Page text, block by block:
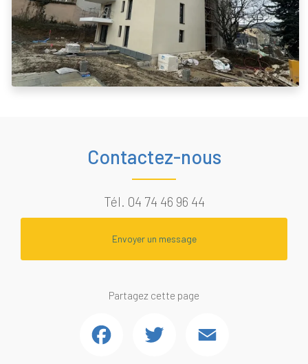
Contactez-nous
Tél. 04 74 46 96 44
Envoyer un message
Partagez cette page